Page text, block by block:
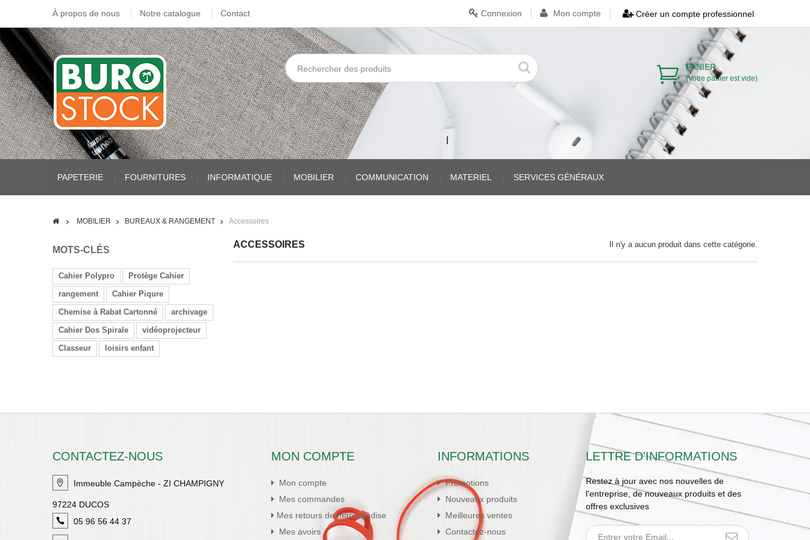
À propos de nous Notre catalogue Contact Créer un compte professionnel
Mon compte
Connexion
PANIER
(Votre panier est vide)
PAPETERIE FOURNITURES INFORMATIQUE MOBILIER COMMUNICATION MATERIEL SERVICES GÉNÉRAUX
MOBILIER BUREAUX & RANGEMENT Accessoires
MOTS-CLÉS
Cahier Polypro
Protège Cahier
rangement
Cahier Piqure
Chemise à Rabat Cartonné
archivage
Cahier Dos Spirale
vidéoprojecteur
Classeur
loisirs enfant
ACCESSOIRES Il n'y a aucun produit dans cette catégorie.
CONTACTEZ-NOUS
Immeuble Campèche - ZI CHAMPIGNY
97224 DUCOS
05 96 56 44 37
MON COMPTE
Mon compte
Mes commandes
Mes retours de marchandise
Mes avoirs
INFORMATIONS
Promotions
Nouveaux produits
Meilleures ventes
Contactez-nous
LETTRE D'INFORMATIONS
Restez à jour avec nos nouvelles de
l'entreprise, de nouveaux produits et des
offres exclusives